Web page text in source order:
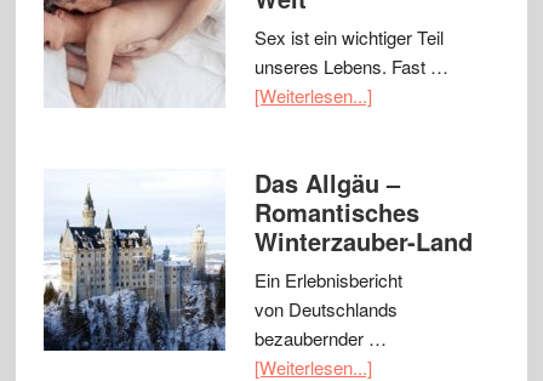
Sex ist ein wichtiger Teil
unseres Lebens. Fast …
[Weiterlesen...]
Das Allgäu –
Romantisches
Winterzauber-Land
Ein Erlebnisbericht
von Deutschlands
bezaubernder …
[Weiterlesen...]